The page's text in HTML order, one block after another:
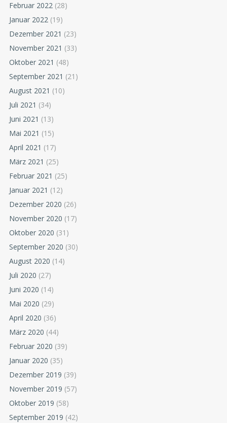
Februar 2022 (28)
Januar 2022 (19)
Dezember 2021 (23)
November 2021 (33)
Oktober 2021 (48)
September 2021 (21)
August 2021 (10)
Juli 2021 (34)
Juni 2021 (13)
Mai 2021 (15)
April 2021 (17)
März 2021 (25)
Februar 2021 (25)
Januar 2021 (12)
Dezember 2020 (26)
November 2020 (17)
Oktober 2020 (31)
September 2020 (30)
August 2020 (14)
Juli 2020 (27)
Juni 2020 (14)
Mai 2020 (29)
April 2020 (36)
März 2020 (44)
Februar 2020 (39)
Januar 2020 (35)
Dezember 2019 (39)
November 2019 (57)
Oktober 2019 (58)
September 2019 (42)